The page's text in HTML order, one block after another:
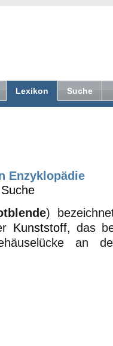
Lexikon Suche
Enzyklopädie
Suche
)
Kunststoff, das
an